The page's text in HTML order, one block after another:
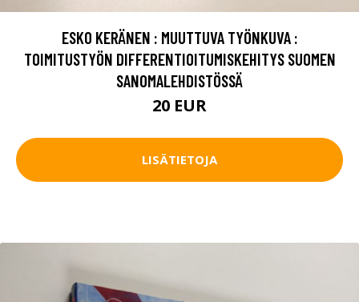
ESKO KERÄNEN : MUUTTUVA TYÖNKUVA :
TOIMITUSTYÖN DIFFERENTIOITUMISKEHITYS SUOMEN
SANOMALEHDISTÖSSÄ
20 EUR
LISÄTIETOJA